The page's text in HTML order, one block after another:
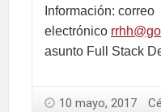
Información: correo
electrónico r
asunto Full Stack
10 mayo, 2017